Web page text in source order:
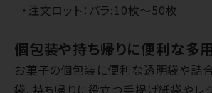
・注文ロット：バラ:10枚～50枚
個包装や持ち帰りに便利な多用
お菓子の個包装に便利な透明袋や詰